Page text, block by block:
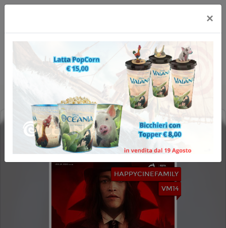
DRACULA - L'AMORE PERDUTO
(DRACULA: A LOVE TALE)
HAPPYCINEFAMILY
VM14
×